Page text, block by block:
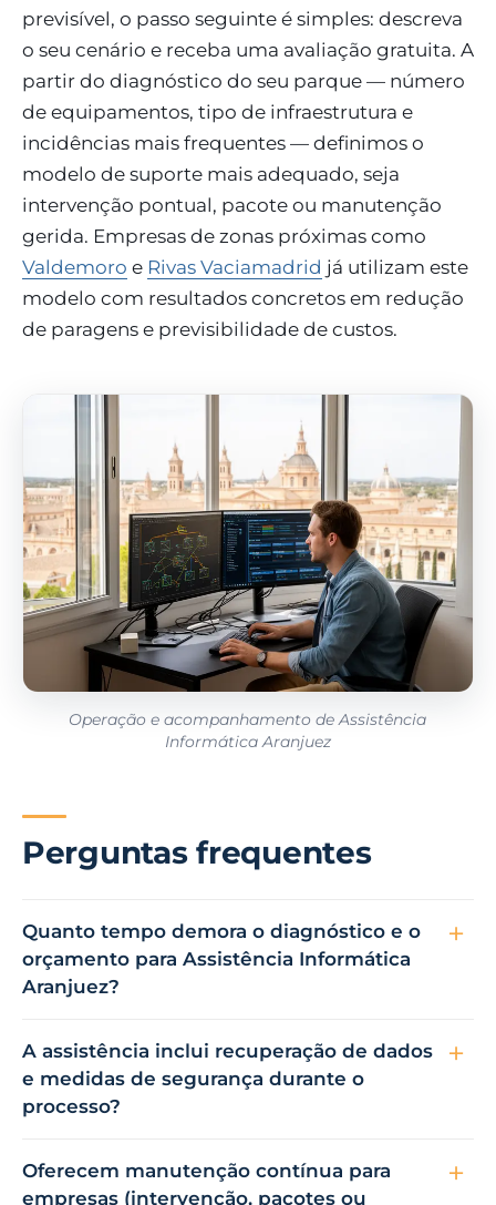
previsível, o passo seguinte é simples: descreva
o seu cenário e receba uma avaliação gratuita. A
partir do diagnóstico do seu parque — número
de equipamentos, tipo de infraestrutura e
incidências mais frequentes — definimos o
modelo de suporte mais adequado, seja
intervenção pontual, pacote ou manutenção
gerida. Empresas de zonas próximas como
Valdemoro e Rivas Vaciamadrid já utilizam este
modelo com resultados concretos em redução
de paragens e previsibilidade de custos.
Operação e acompanhamento de Assistência
Informática Aranjuez
Perguntas frequentes
Quanto tempo demora o diagnóstico e o
orçamento para Assistência Informática
Aranjuez?
A assistência inclui recuperação de dados
e medidas de segurança durante o
processo?
Oferecem manutenção contínua para
empresas (intervenção, pacotes ou